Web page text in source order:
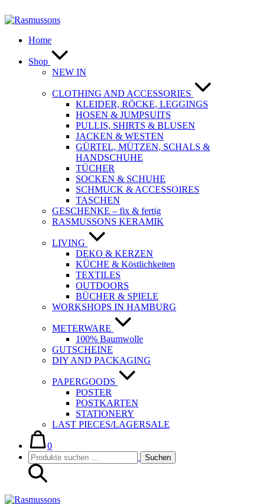
Inhalt
Home
Shop
NEW IN
CLOTHING AND ACCESSORIES
KLEIDER, RÖCKE, LEGGINGS
HOSEN & JUMPSUITS
PULLIS, SHIRTS & BLUSEN
JACKEN & WESTEN
GÜRTEL, MÜTZEN, SCHALS &
HANDSCHUHE
TÜCHER
SOCKEN & SCHUHE
SCHMUCK & ACCESSOIRES
TASCHEN
GESCHENKE – fix & fertig
RASMUSSONS KERAMIK
LIVING
DEKO & KERZEN
KÜCHE & Köstlichkeiten
TEXTILES
OUTDOORS
BÜCHER & SPIELE
WORKSHOPS IN HAMBURG
METERWARE
100% Baumwolle
GUTSCHEINE
DIY AND PACKAGING
PAPERGOODS
POSTER
POSTKARTEN
STATIONERY
LAST PIECES/LAGERSALE
Warenkorb
0im
Warenkorb
Suche-
Schalter
Suchen
nach:
Suchen